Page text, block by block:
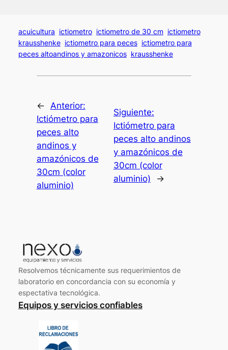
acuicultura ictiometro ictiometro de 30 cm ictiometro
krausshenke ictiometro para peces ictiometro para
peces altoandinos y amazonicos krausshenke
←
Anterior:
Ictiómetro para
peces alto
andinos y
amazónicos de
30cm (color
aluminio)
Siguiente:
Ictiómetro para
peces alto andinos
y amazónicos de
30cm (color
aluminio)
→
Resolvemos técnicamente sus requerimientos de
laboratorio en concordancia con su economía y
espectativa tecnológica.
Equipos y servicios confiables